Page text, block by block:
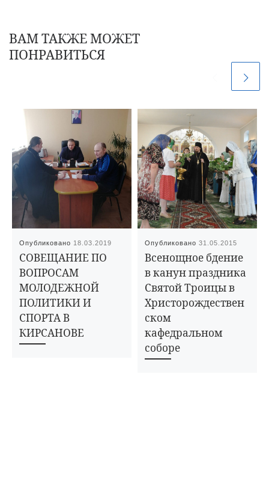
ВАМ ТАКЖЕ МОЖЕТ
ПОНРАВИТЬСЯ
Опубликовано 18.03.2019
СОВЕЩАНИЕ ПО
ВОПРОСАМ
МОЛОДЕЖНОЙ
ПОЛИТИКИ И
СПОРТА В
КИРСАНОВЕ
Опубликовано31.05.2015
Всенощное бдение
в канун праздника
Святой Троицы в
Христорождествен
ском
кафедральном
соборе